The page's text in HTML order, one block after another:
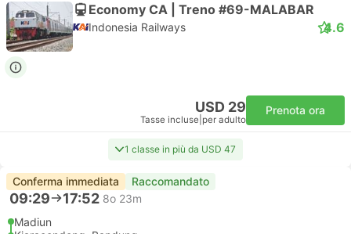
Economy CA | Treno #69-MALABAR
Indonesia Railways 4.6
USD 29
Tasse incluse per adulto
Prenota ora
1 classe in più da USD 47
Conferma immediata Raccomandato
09:29 17:52 8o 23m
Madiun